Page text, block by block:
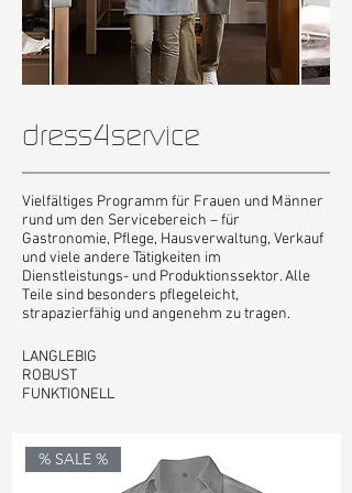
dress4service
Vielfältiges Programm für Frauen und Männer
rund um den Servicebereich – für
Gastronomie, Pflege, Hausverwaltung, Verkauf
und viele andere Tätigkeiten im
Dienstleistungs- und Produktionssektor. Alle
Teile sind besonders pflegeleicht,
strapazierfähig und angenehm zu tragen.
LANGLEBIG
ROBUST
FUNKTIONELL
% SALE %